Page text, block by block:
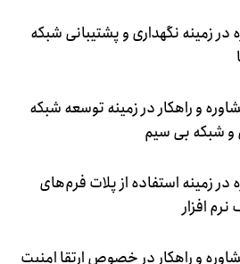
در زمینه نگهداری و پشتیبانی شبکه
و راهکار در زمینه توسعه شبکه
و شبکه بی سیم
در زمینه استفاده از پلات فرم‌های
افزار
و راهکار در خصوص ارتقا امنیت